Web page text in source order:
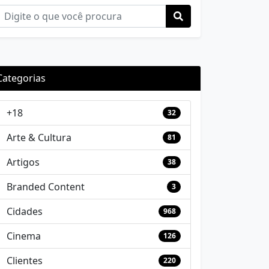
+18 32
Arte & Cultura 81
Artigos 38
Branded Content 3
Cidades 968
Cinema 126
Clientes 220